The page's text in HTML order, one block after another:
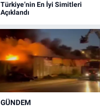
Türkiye’nin En İyi Simitleri
Açıklandı
GÜNDEM